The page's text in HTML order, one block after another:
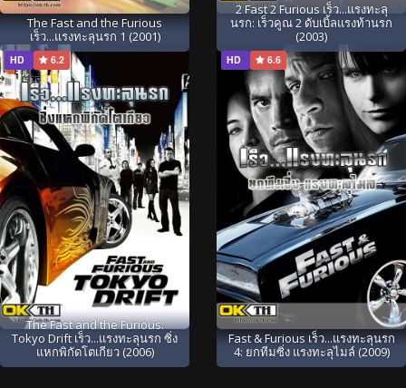
The Fast and the Furious
เร็ว...แรงทะลุนรก 1 (2001)
2 Fast 2 Furious เร็ว...แรงทะลุ
นรก: เร็วคูณ 2 ดับเบิ้ลแรงท้านรก
(2003)
HD 6.2
The Fast and the Furious:
Tokyo Drift เร็ว...แรงทะลุนรก ซิ่ง
แหกพิกัดโตเกียว (2006)
HD 6.6
Fast & Furious เร็ว...แรงทะลุนรก
4: ยกทีมซิ่ง แรงทะลุไมล์ (2009)